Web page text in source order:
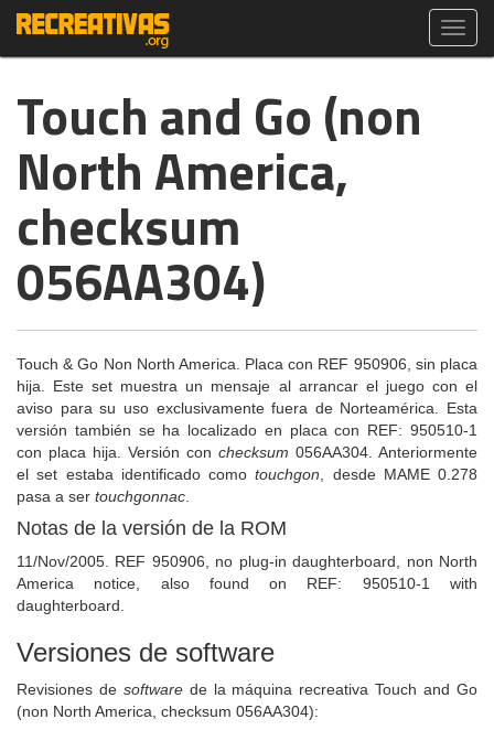
Touch and Go (non
North America,
checksum
056AA304)
Touch & Go Non North America. Placa con REF 950906, sin placa
hija. Este set muestra un mensaje al arrancar el juego con el
aviso para su uso exclusivamente fuera de Norteamérica. Esta
versión también se ha localizado en placa con REF: 950510-1
con placa hija. Versión con checksum 056AA304. Anteriormente
el set estaba identificado comotouchgon , desde MAME 0.278
pasa a ser touchgonnac
Notas de la versión de la ROM
11/Nov/2005. REF 950906, no plug-in daughterboard, non North
America notice, also found on REF: 950510-1 with
daughterboard.
Versiones de software
Revisiones de softwarede la máquina recreativa Touch and Go
(non North America, checksum 056AA304):